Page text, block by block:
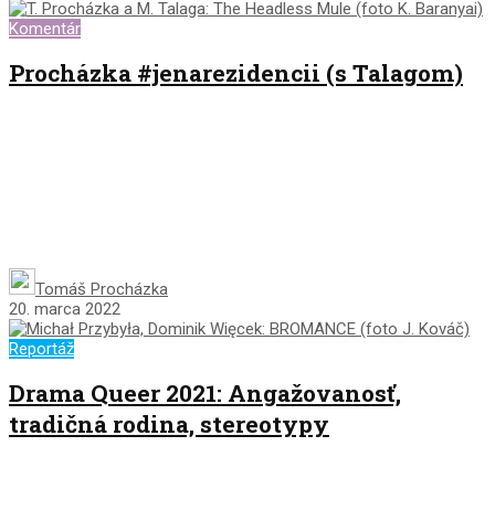
Komentár
Procházka #jenarezidencii (s Talagom)
Tomáš Procházka
20. marca 2022
Reportáž
Drama Queer 2021: Angažovanosť,
tradičná rodina, stereotypy